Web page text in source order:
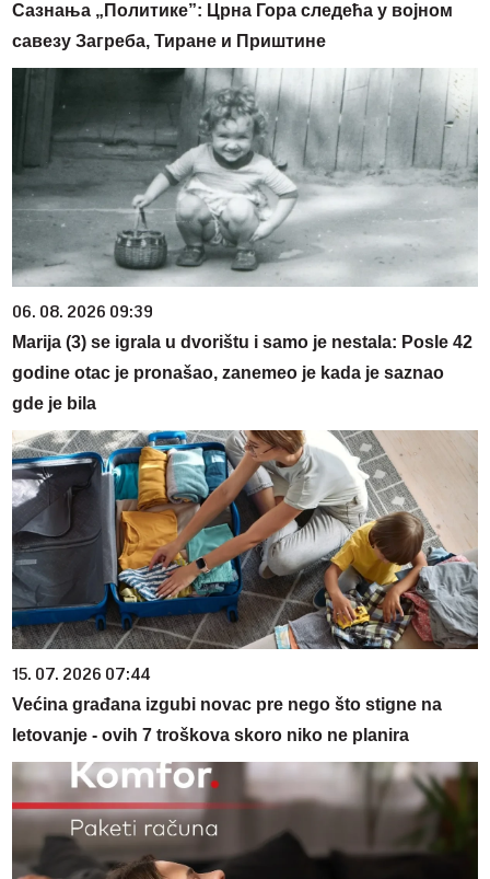
Сазнања „Политике”: Црна Гора следећа у војном
савезу Загреба, Тиране и Приштине
06. 08. 2026 09:39
Marija (3) se igrala u dvorištu i samo je nestala: Posle 42
godine otac je pronašao, zanemeo je kada je saznao
gde je bila
15. 07. 2026 07:44
Većina građana izgubi novac pre nego što stigne na
letovanje - ovih 7 troškova skoro niko ne planira